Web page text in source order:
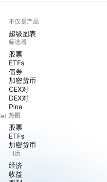
不仅是产品
超级图表
筛选器
股票
ETFs
债券
加密货币
CEX对
DEX对
Pine
热图
股票
ETFs
加密货币
日历
经济
收益